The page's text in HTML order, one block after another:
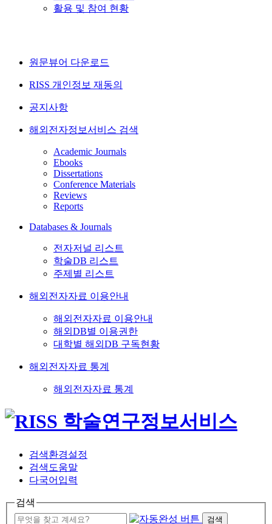
활용 및 참여 현황
원문뷰어 다운로드
RISS 개인정보 재동의
공지사항
해외전자정보서비스 검색
Academic Journals
Ebooks
Dissertations
Conference Materials
Reviews
Reports
Databases & Journals
전자저널 리스트
학술DB 리스트
주제별 리스트
해외전자자료 이용안내
해외전자자료 이용안내
해외DB별 이용권한
대학별 해외DB 구독현황
해외전자자료 통계
해외전자자료 통계
검색환경설정
검색도움말
다국어입력
검색
검색